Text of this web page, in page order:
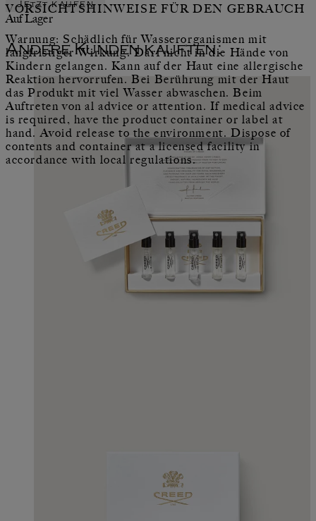
VORSICHTSHINWEISE FÜR DEN GEBRAUCH
Warnung: Schädlich für Wasserorganismen mit
langfristiger Wirkung. Darf nicht in die Hände von
Kindern gelangen. Kann auf der Haut eine allergische
Reaktion hervorrufen. Bei Berührung mit der Haut
das Produkt mit viel Wasser abwaschen. Beim
Auftreten von al advice or attention. If medical advice
is required, have the product container or label at
hand. Avoid release to the environment. Dispose of
contents and container at a licensed facility in
accordance with local regulations.
Jetzt kaufen
Auf Lager
Andere Kunden kauften: